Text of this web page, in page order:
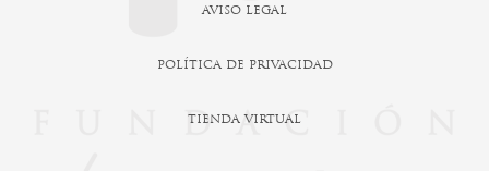
AVISO LEGAL
POLÍTICA DE PRIVACIDAD
TIENDA VIRTUAL